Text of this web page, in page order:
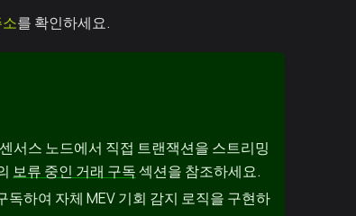
를 확인하세요.
서스 노드에서 직접 트랜잭션을 스트리밍
보류 중인 거래 구독섹션을 참조하세요.
독하여 자체 MEV 기회 감지 로직을 구현하